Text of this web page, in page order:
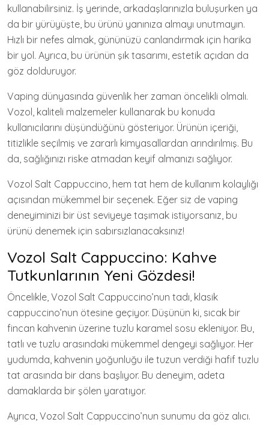
kullanabilirsiniz. İş yerinde, arkadaşlarınızla buluşurken ya
da bir yürüyüşte, bu ürünü yanınıza almayı unutmayın.
Hızlı bir nefes almak, gününüzü canlandırmak için harika
bir yol. Ayrıca, bu ürünün şık tasarımı, estetik açıdan da
göz dolduruyor.
Vaping dünyasında güvenlik her zaman öncelikli olmalı.
Vozol, kaliteli malzemeler kullanarak bu konuda
kullanıcılarını düşündüğünü gösteriyor. Ürünün içeriği,
titizlikle seçilmiş ve zararlı kimyasallardan arındırılmış. Bu
da, sağlığınızı riske atmadan keyif almanızı sağlıyor.
Vozol Salt Cappuccino, hem tat hem de kullanım kolaylığı
açısından mükemmel bir seçenek. Eğer siz de vaping
deneyiminizi bir üst seviyeye taşımak istiyorsanız, bu
ürünü denemek için sabırsızlanacaksınız!
Vozol Salt Cappuccino: Kahve
Tutkunlarının Yeni Gözdesi!
Öncelikle, Vozol Salt Cappuccino’nun tadı, klasik
cappuccino’nun ötesine geçiyor. Düşünün ki, sıcak bir
fincan kahvenin üzerine tuzlu karamel sosu ekleniyor. Bu,
tatlı ve tuzlu arasındaki mükemmel dengeyi sağlıyor. Her
yudumda, kahvenin yoğunluğu ile tuzun verdiği hafif tuzlu
tat arasında bir dans başlıyor. Bu deneyim, adeta
damaklarda bir şölen yaratıyor.
Ayrıca, Vozol Salt Cappuccino’nun sunumu da göz alıcı.